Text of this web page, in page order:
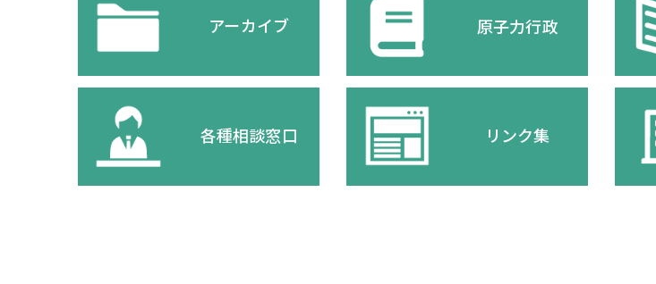
アーカイブ 原子力行政
各種相談窓口 リンク集